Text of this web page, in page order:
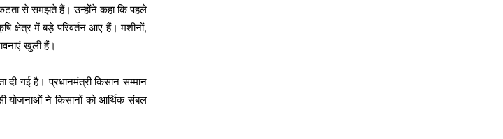
से समझते हैं। उन्होंने कहा कि पहले
क्षेत्र में बड़े परिवर्तन आए हैं। मशीनों,
खुली हैं।
दी गई है। प्रधानमंत्री किसान सम्मान
योजनाओं ने किसानों को आर्थिक संबल